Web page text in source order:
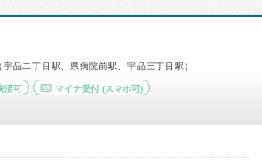
品二丁目駅、県病院前駅、宇品三丁目駅）
済可 マイナ受付 (スマホ可)